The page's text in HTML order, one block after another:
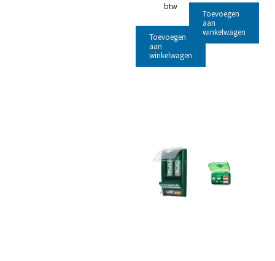
btw
Toevoegen
aan
winkelwagen
Toevoegen
aan
winkelwagen